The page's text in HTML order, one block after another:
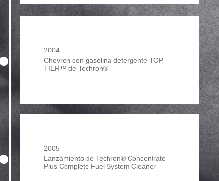
2004
Chevron con gasolina detergente TOP
TIER™ de Techron®
2005
Lanzamiento de Techron® Concentrate
Plus Complete Fuel System Cleaner